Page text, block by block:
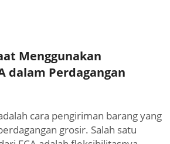
Menggunakan
dalam Perdagangan
cara pengiriman barang yang
grosir. Salah satu